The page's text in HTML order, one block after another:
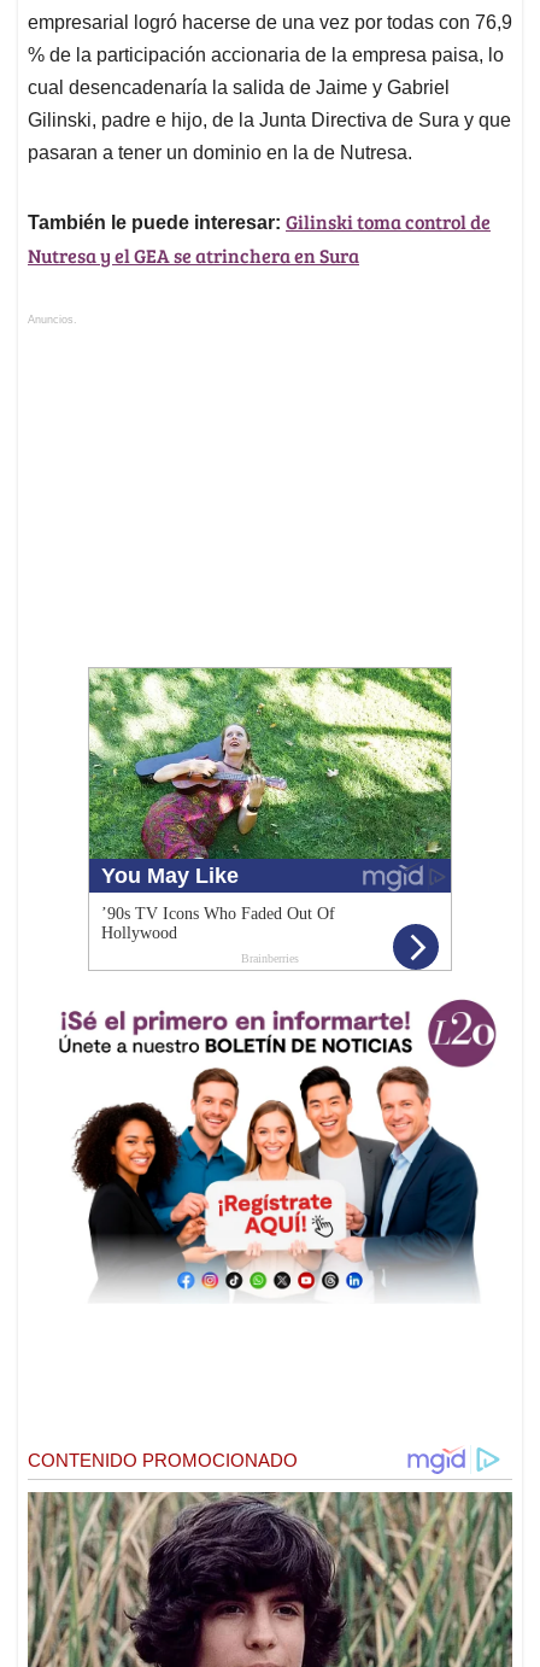
empresarial logró hacerse de una vez por todas con 76,9
% de la participación accionaria de la empresa paisa, lo
cual desencadenaría la salida de Jaime y Gabriel
Gilinski, padre e hijo, de la Junta Directiva de Sura y que
pasaran a tener un dominio en la de Nutresa.
También le puede interesar: Gilinski toma control de
Nutresa y el GEA se atrinchera en Sura
Anuncios.